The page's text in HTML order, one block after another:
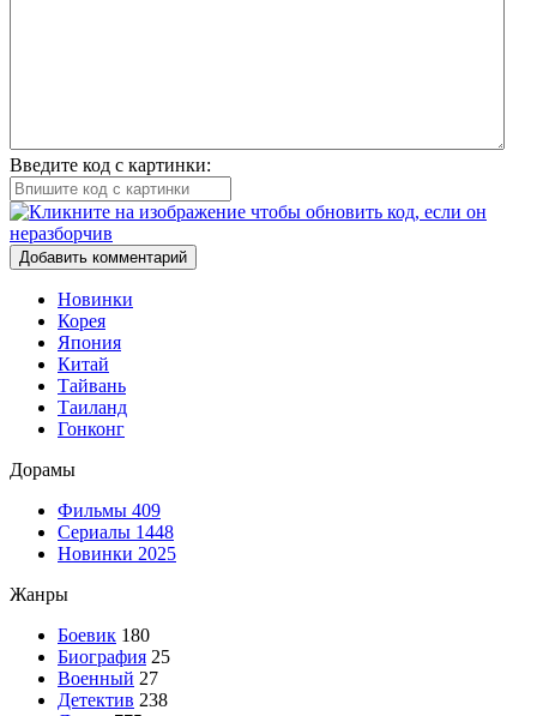
Введите код с картинки:
Добавить комментарий
Новинки
Корея
Япония
Китай
Тайвань
Таиланд
Гонконг
Дорамы
Фильмы 409
Сериалы 1448
Новинки 2025
Жанры
Боевик 180
Биография 25
Военный 27
Детектив 238